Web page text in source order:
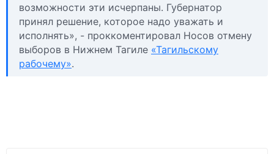
возможности эти исчерпаны. Губернатор
принял решение, которое надо уважать и
исполнять», - проккоментировал Носов отмену
выборов в Нижнем Тагиле «Тагильскому
рабочему».